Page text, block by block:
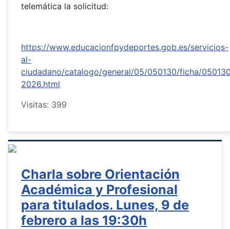
telemática la solicitud:
https://www.educacionfpydeportes.gob.es/servicios-
al-
ciudadano/catalogo/general/05/050130/ficha/
2026.html
Visitas: 399
Charla sobre Orientación
Académica y Profesional
para titulados. Lunes, 9 de
febrero a las 19:30h